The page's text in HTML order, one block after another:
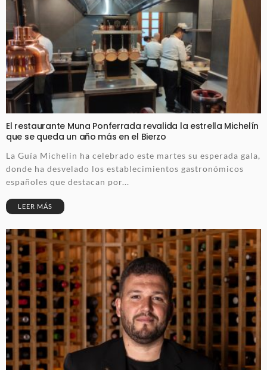
El restaurante Muna Ponferrada revalida la estrella Michelín
que se queda un año más en el Bierzo
La Guía Michelin ha celebrado este martes su esperada gala,
donde ha desvelado los establecimientos gastronómicos
españoles que destacan por...
LEER MÁS